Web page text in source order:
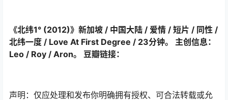
《北纬1°‎ (2012)》新加坡 / 中国大陆 / 爱情 / 短片 / 同性 /
北纬一度 / Love At First Degree / 23分钟。 主创信息：
Leo / Roy / Aron。 豆瓣链接：
声明：仅应处理和发布你明确拥有授权、可合法转载或允